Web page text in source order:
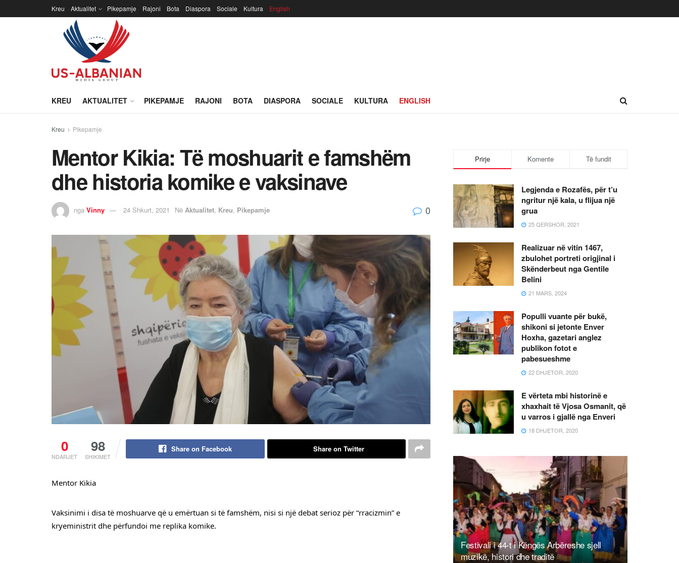
Kreu Aktualitet Pikepamje Rajoni Bota Diaspora Sociale Kultura English
KREU AKTUALITET PIKEPAMJE RAJONI BOTA DIASPORA SOCIALE KULTURA ENGLISH
Kreu Pikepamje
Mentor Kikia: Të moshuarit e famshëm
dhe historia komike e vaksinave
nga Vinny 24 Shkurt, 2021 Në Aktualitet, Kreu, Pikepamje 0
0
NDARJET
98
SHIKIMET
Share on Facebook Share on Twitter
Mentor Kikia
Vaksinimi i disa të moshuarve që u emërtuan si të famshëm, nisi si një debat serioz për “rracizmin” e
kryeministrit dhe përfundoi me replika komike.
Prirje Komente Të fundit
Legjenda e Rozafës, për t’u
ngritur një kala, u flijua një
grua
25 QERSHOR, 2021
Realizuar në vitin 1467,
zbulohet portreti origjinal i
Skënderbeut nga Gentile
Belini
21 MARS, 2024
Populli vuante për bukë,
shikoni si jetonte Enver
Hoxha, gazetari anglez
publikon fotot e
pabesueshme
22 DHJETOR, 2020
E vërteta mbi historinë e
xhaxhait të Vjosa Osmanit, që
u varros i gjallë nga Enveri
18 DHJETOR, 2020
Festivali i 44-t i Këngës Arbëreshe sjell
muzikë, histori dhe traditë